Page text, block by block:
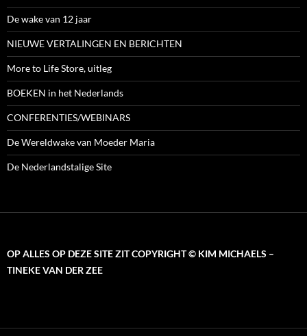
De wake van 12 jaar
NIEUWE VERTALINGEN EN BERICHTEN
More to Life Store, uitleg
BOEKEN in het Nederlands
CONFERENTIES/WEBINARS
De Wereldwake van Moeder Maria
De Nederlandstalige Site
OP ALLES OP DEZE SITE ZIT COPYRIGHT © KIM MICHAELS –
TINEKE VAN DER ZEE